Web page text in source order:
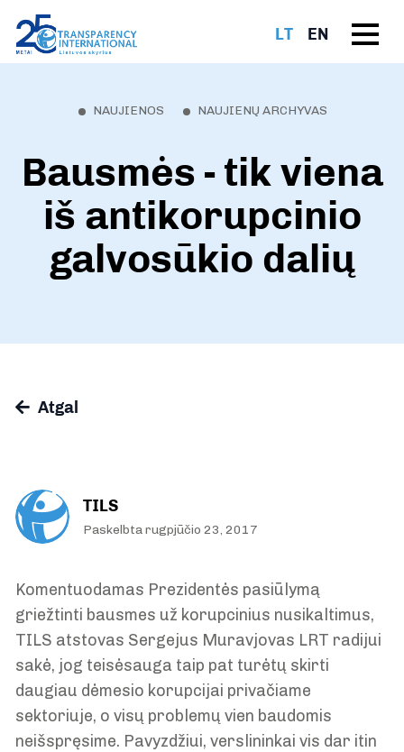
LT EN
NAUJIENOS NAUJIENŲ ARCHYVAS
Bausmės - tik viena
iš antikorupcinio
galvosūkio dalių
Atgal
TILS
Paskelbta rugpjūčio 23, 2017
Komentuodamas Prezidentės pasiūlymą
griežtinti bausmes už korupcinius nusikaltimus,
TILS atstovas Sergejus Muravjovas LRT radijui
sakė, jog teisėsauga taip pat turėtų skirti
daugiau dėmesio korupcijai privačiame
sektoriuje, o visų problemų vien baudomis
neišspręsime. Pavyzdžiui, verslininkai vis dar itin